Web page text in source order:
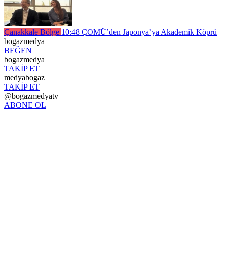
Çanakkale Bölge 10:48 ÇOMÜ’den Japonya’ya Akademik Köprü
bogazmedya
BEĞEN
bogazmedya
TAKİP ET
medyabogaz
TAKİP ET
@bogazmedyatv
ABONE OL